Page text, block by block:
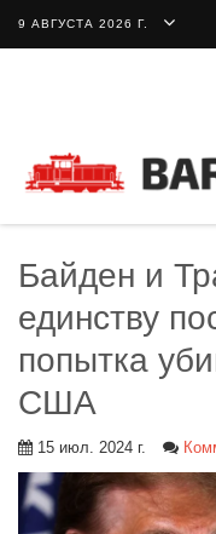
9 АВГУСТА 2026 Г.
Байден и
единству
попытка
США
15 июл. 2024 г.